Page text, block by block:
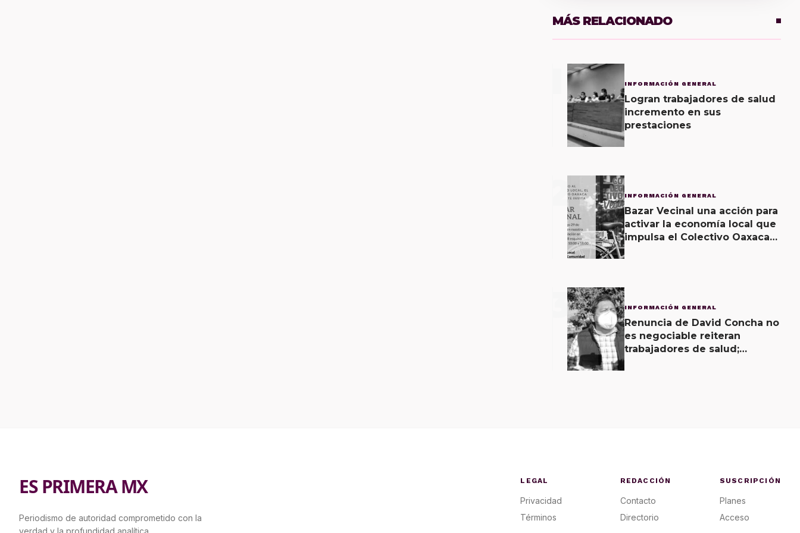
MÁS RELACIONADO
INFORMACIÓN GENERAL
Logran trabajadores de salud
incremento en sus
prestaciones
2 INFORMACIÓN GENERAL
Bazar Vecinal una acción para
activar la economía local que
impulsa el Colectivo Oaxaca
3 INFORMACIÓN GENERAL
Renuncia de David Concha no
es negociable reiteran
trabajadores de salud;
ES PRIMERA MX
Periodismo de autoridad comprometido con la
verdad y la profundidad analítica.
LEGAL
Privacidad
Términos
REDACCIÓN
Contacto
Directorio
SUSCRIPCIÓN
Planes
Acceso